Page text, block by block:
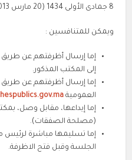
8 جمادى الأولى 1434 (20 مارس 2013) المتعلق بالصفقات العمومية.
ويمكن للمتنافسين :
إما إرسال أظرفتهم عن طريق
إلى المكتب المذكور.
إما إرسال أظرفتهم عن طريق
العمومية
إما إيداعها، مقابل وصل،
(مصلحة الصفقات).
إما تسليمها مباشرة
الجلسة وقبل فتح الاظرفة.